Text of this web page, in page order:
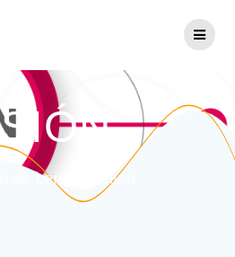
de Lengua China